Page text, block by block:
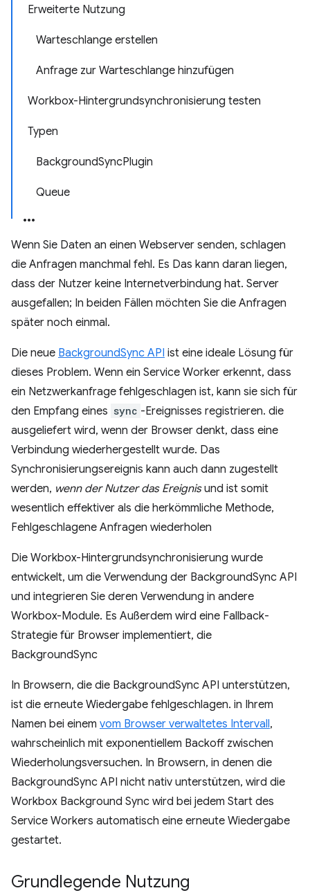
Erweiterte Nutzung
Warteschlange erstellen
Anfrage zur Warteschlange hinzufügen
Workbox-Hintergrundsynchronisierung testen
Typen
BackgroundSyncPlugin
Queue
Wenn Sie Daten an einen Webserver senden, schlagen
die Anfragen manchmal fehl. Es Das kann daran liegen,
dass der Nutzer keine Internetverbindung hat. Server
ausgefallen; In beiden Fällen möchten Sie die Anfragen
später noch einmal.
Die neue BackgroundSync API ist eine ideale Lösung für
dieses Problem. Wenn ein Service Worker erkennt, dass
ein Netzwerkanfrage fehlgeschlagen ist, kann sie sich für
den Empfang eines sync -Ereignisses registrieren. die
ausgeliefert wird, wenn der Browser denkt, dass eine
Verbindung wiederhergestellt wurde. Das
Synchronisierungsereignis kann auch dann zugestellt
werden, wenn der Nutzer das Ereignisund ist somit
wesentlich effektiver als die herkömmliche Methode,
Fehlgeschlagene Anfragen wiederholen
Die Workbox-Hintergrundsynchronisierung wurde
entwickelt, um die Verwendung der BackgroundSync API
und integrieren Sie deren Verwendung in andere
Workbox-Module. Es Außerdem wird eine Fallback-
Strategie für Browser implementiert, die
BackgroundSync
In Browsern, die die BackgroundSync API unterstützen,
ist die erneute Wiedergabe fehlgeschlagen. in Ihrem
Namen bei einem vom Browser verwaltetes Intervall,
wahrscheinlich mit exponentiellem Backoff zwischen
Wiederholungsversuchen. In Browsern, in denen die
BackgroundSync API nicht nativ unterstützen, wird die
Workbox Background Sync wird bei jedem Start des
Service Workers automatisch eine erneute Wiedergabe
gestartet.
Grundlegende Nutzung